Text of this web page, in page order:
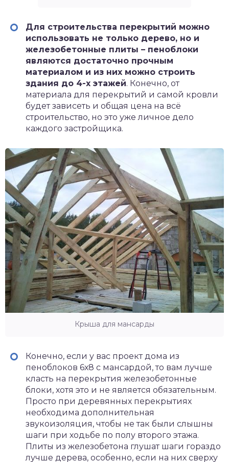
Для строительства перекрытий можно
использовать не только дерево, но и
железобетонные плиты – пеноблоки
являются достаточно прочным
материалом и из них можно строить
здания до 4-х этажей. Конечно, от
материала для перекрытий и самой кровли
будет зависеть и общая цена на всё
строительство, но это уже личное дело
каждого застройщика.
Крыша для мансарды
Конечно, если у вас проект дома из
пеноблоков 6х8 с мансардой, то вам лучше
класть на перекрытия железобетонные
блоки, хотя это и не является обязательным.
Просто при деревянных перекрытиях
необходима дополнительная
звукоизоляция, чтобы не так были слышны
шаги при ходьбе по полу второго этажа.
Плиты из железобетона глушат шаги гораздо
лучше дерева, особенно, если на них сверху